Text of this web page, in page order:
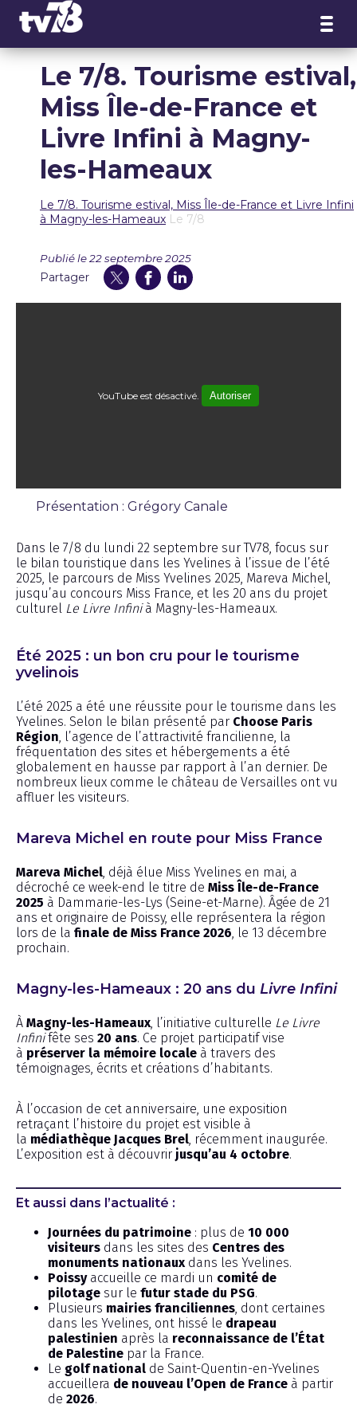
Le 7/8. Tourisme estival,
Miss Île-de-France et
Livre Infini à Magny-
les-Hameaux
Le 7/8. Tourisme estival, Miss Île-de-France et Livre Infini
à Magny-les-Hameaux Le 7/8
Publié le 22 septembre 2025
Partager
YouTube est désactivé. Autoriser
Présentation : Grégory Canale
Dans le 7/8 du lundi 22 septembre sur TV78, focus sur
le bilan touristique dans les Yvelines à l’issue de l’été
2025, le parcours de Miss Yvelines 2025, Mareva Michel,
jusqu’au concours Miss France, et les 20 ans du projet
culturel Le Livre Infinià Magny-les-Hameaux.
Été 2025 : un bon cru pour le tourisme
yvelinois
L’été 2025 a été une réussite pour le tourisme dans les
Yvelines. Selon le bilan présenté par Choose Paris
Région , l’agence de l’attractivité francilienne, la
fréquentation des sites et hébergements a été
globalement en hausse par rapport à l’an dernier. De
nombreux lieux comme le château de Versailles ont vu
affluer les visiteurs.
Mareva Michel en route pour Miss France
Mareva Michel , déjà élue Miss Yvelines en mai, a
décroché ce week-end le titre de Miss Île-de-France
2025 à Dammarie-les-Lys (Seine-et-Marne). Âgée de 21
ans et originaire de Poissy, elle représentera la région
lors de la finale de Miss France 2026 , le 13 décembre
prochain.
Magny-les-Hameaux : 20 ans du Livre Infini
À Magny-les-Hameaux , l’initiative culturelle Le Livre
Infinifête ses 20 ans. Ce projet participatif vise
à préserver la mémoire locale à travers des
témoignages, écrits et créations d’habitants.
À l’occasion de cet anniversaire, une exposition
retraçant l’histoire du projet est visible à
la médiathèque Jacques Brel , récemment inaugurée.
L’exposition est à découvrir jusqu’au 4 octobre.
Et aussi dans l’actualité :
Journées du patrimoine : plus de 10 000
visiteurs dans les sites des Centres des
monuments nationaux dans les Yvelines.
Poissyaccueille ce mardi un comité de
pilotage sur le futur stade du PSG.
Plusieurs mairies franciliennes , dont certaines
dans les Yvelines, ont hissé le drapeau
palestinien après la reconnaissance de l’État
de Palestine par la France.
Le golf national de Saint-Quentin-en-Yvelines
accueillera de nouveau l’Open de France à partir
de 2026.
Panneau de gestion des cookies